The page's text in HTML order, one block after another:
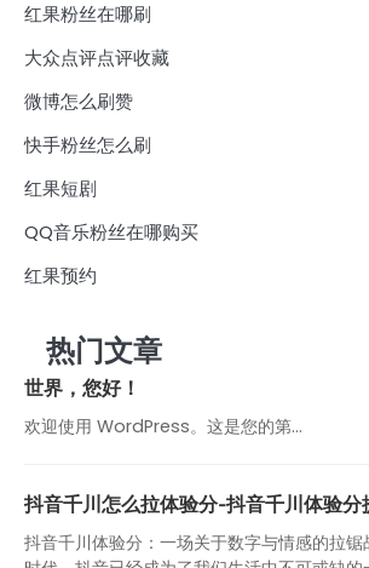
红果粉丝在哪刷
大众点评点评收藏
微博怎么刷赞
快手粉丝怎么刷
红果短剧
QQ音乐粉丝在哪购买
红果预约
热门文章
世界，您好！
欢迎使用 WordPress。这是您的第…
抖音千川怎么拉体验分-抖音千川体验分
抖音千川体验分：一场关于数字与情感的拉